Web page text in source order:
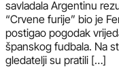
savladala Argentinu
“Crvene furije” bio je
postigao pogodak
španskog fudbala. Na
gledatelji su pratili […]